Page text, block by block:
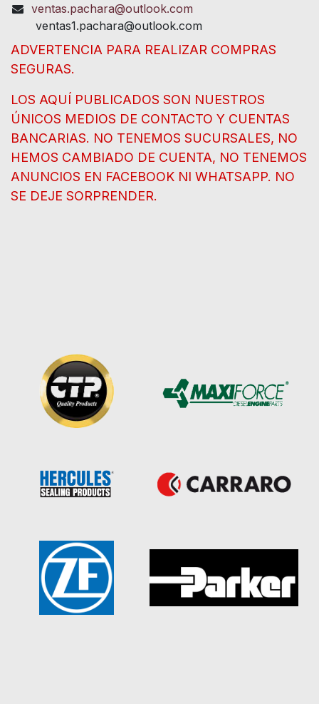
ventas.pachara@outlook.com
ventas1.pachara@outlook.com
ADVERTENCIA PARA REALIZAR COMPRAS
SEGURAS.
LOS AQUÍ PUBLICADOS SON NUESTROS
ÚNICOS MEDIOS DE CONTACTO Y CUENTAS
BANCARIAS. NO TENEMOS SUCURSALES, NO
HEMOS CAMBIADO DE CUENTA, NO TENEMOS
ANUNCIOS EN FACEBOOK NI WHATSAPP. NO
SE DEJE SORPRENDER.